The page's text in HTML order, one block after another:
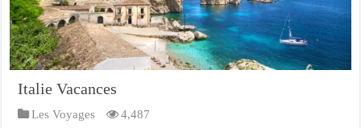
Italie Vacances
Les Voyages 4,487